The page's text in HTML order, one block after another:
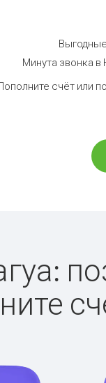
Минута звонка в
счёт или